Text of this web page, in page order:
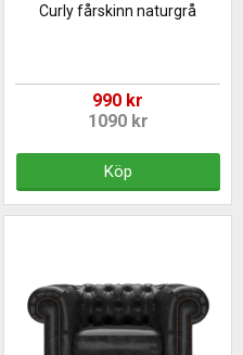
Curly fårskinn naturgrå
990 kr
1090 kr
Köp